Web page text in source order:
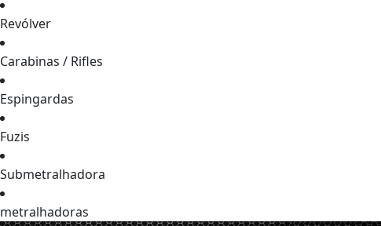
Revólver
Carabinas / Rifles
Espingardas
Fuzis
Submetralhadora
metralhadoras